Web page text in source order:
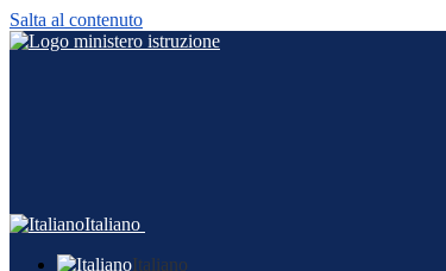
Salta al contenuto
Italiano
Italiano